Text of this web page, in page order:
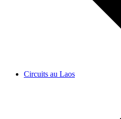
Circuits au Laos